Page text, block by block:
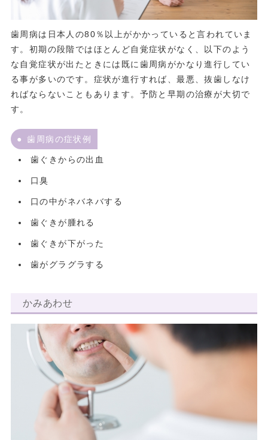
歯周病は日本人の80％以上がかかっていると言われていま
す。初期の段階ではほとんど自覚症状がなく、以下のよう
な自覚症状が出たときには既に歯周病がかなり進行してい
る事が多いのです。症状が進行すれば、最悪、抜歯しなけ
ればならないこともあります。予防と早期の治療が大切で
す。
歯周病の症状例
歯ぐきからの出血
口臭
口の中がネバネバする
歯ぐきが腫れる
歯ぐきが下がった
歯がグラグラする
かみあわせ